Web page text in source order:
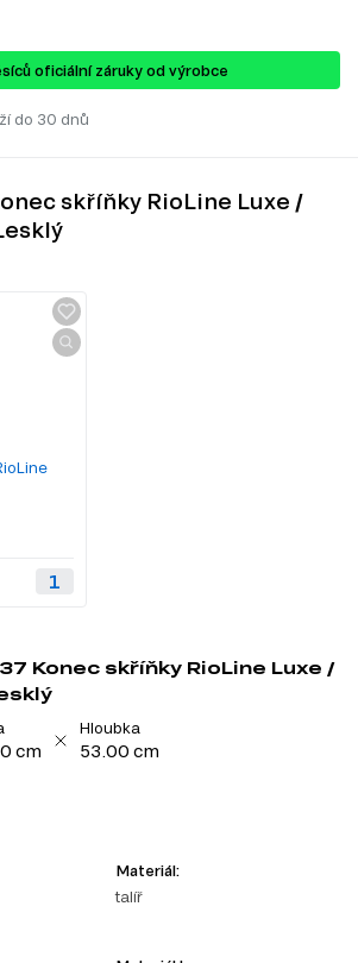
oficiální záruky od výrobce
do 30 dnů
skříňky RioLine Luxe /
Konec skříňky RioLine Luxe /
cm
Hloubka
53.00 cm
Materiál:
talíř